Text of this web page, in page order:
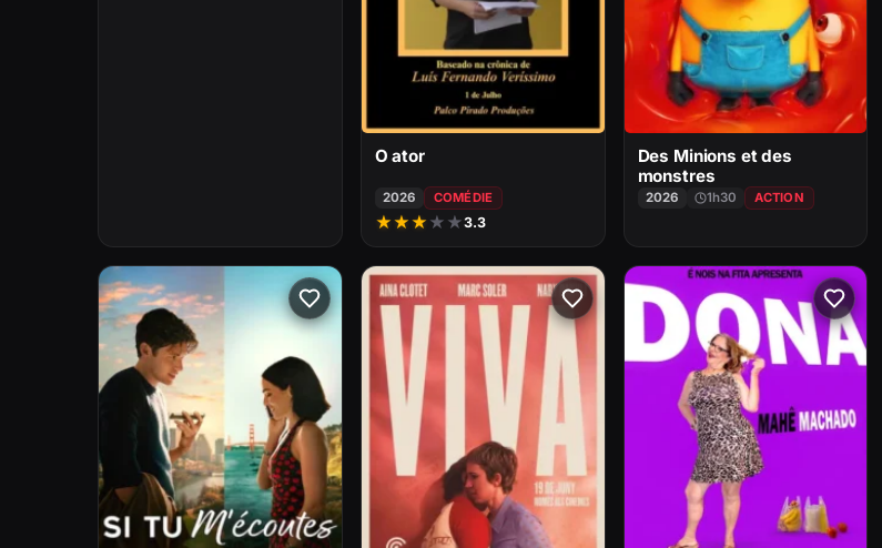
O ator
2026 COMÉDIE
★★★ ★ ★3.3
Des Minions et des
monstres
2026 1h30 ACTION